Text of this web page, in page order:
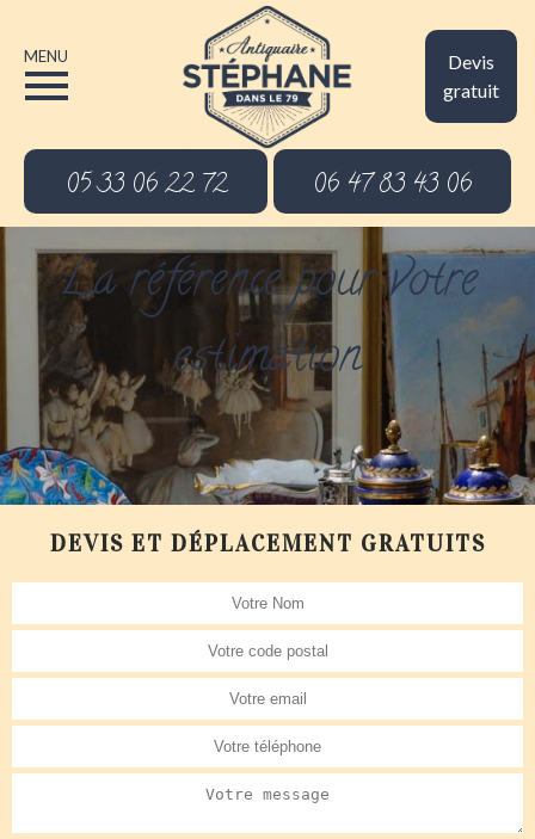
Devis
gratuit
MENU
05 33 06 22 72 06 47 83 43 06
La référence pour votre
estimation
DEVIS ET DÉPLACEMENT GRATUITS